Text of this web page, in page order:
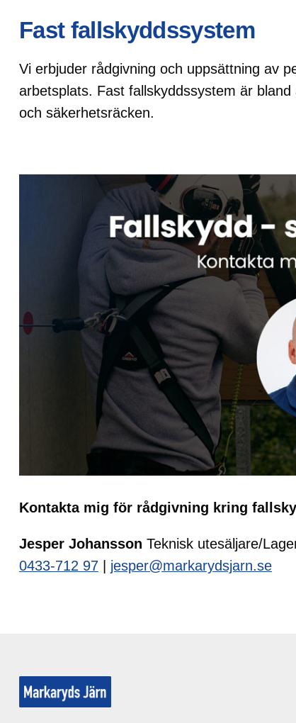
Fast fallskyddssystem
Vi erbjuder rådgivning och uppsättning av
arbetsplats. Fast fallskyddssystem är
och säkerhetsräcken.
Kontakta mig för rådgivning kring
Jesper Johansson Teknisk utesäljare/
0433-712 97
jesper@markarydsjarn.se